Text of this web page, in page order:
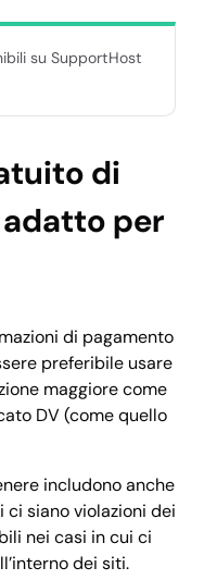
su SupportHost
di
adatto per
di pagamento
preferibile usare
maggiore come
DV (come quello
includono anche
ci siano violazioni dei
nei casi in cui ci
dei siti.